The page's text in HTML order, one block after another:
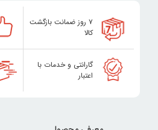
۷ روز ضمانت بازگشت
کالا
گارانتی و خدمات با
اعتبار